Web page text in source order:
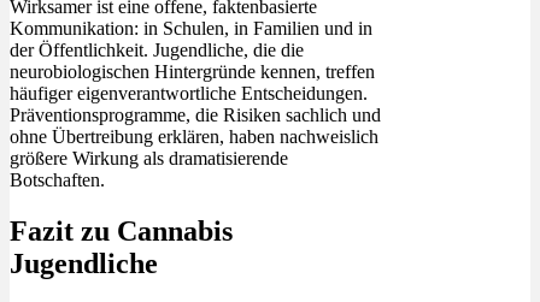
Wirksamer ist eine offene, faktenbasierte
Kommunikation: in Schulen, in Familien und in
der Öffentlichkeit. Jugendliche, die die
neurobiologischen Hintergründe kennen, treffen
häufiger eigenverantwortliche Entscheidungen.
Präventionsprogramme, die Risiken sachlich und
ohne Übertreibung erklären, haben nachweislich
größere Wirkung als dramatisierende
Botschaften.
Fazit zu Cannabis
Jugendliche